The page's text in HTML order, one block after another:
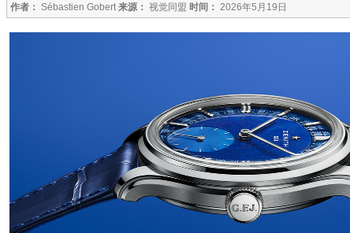
作者： Sébastien Gobert来源： 视觉同盟 时间： 2026年5月19日